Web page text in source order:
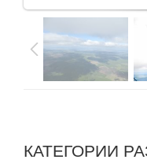
КАТЕГОРИИ